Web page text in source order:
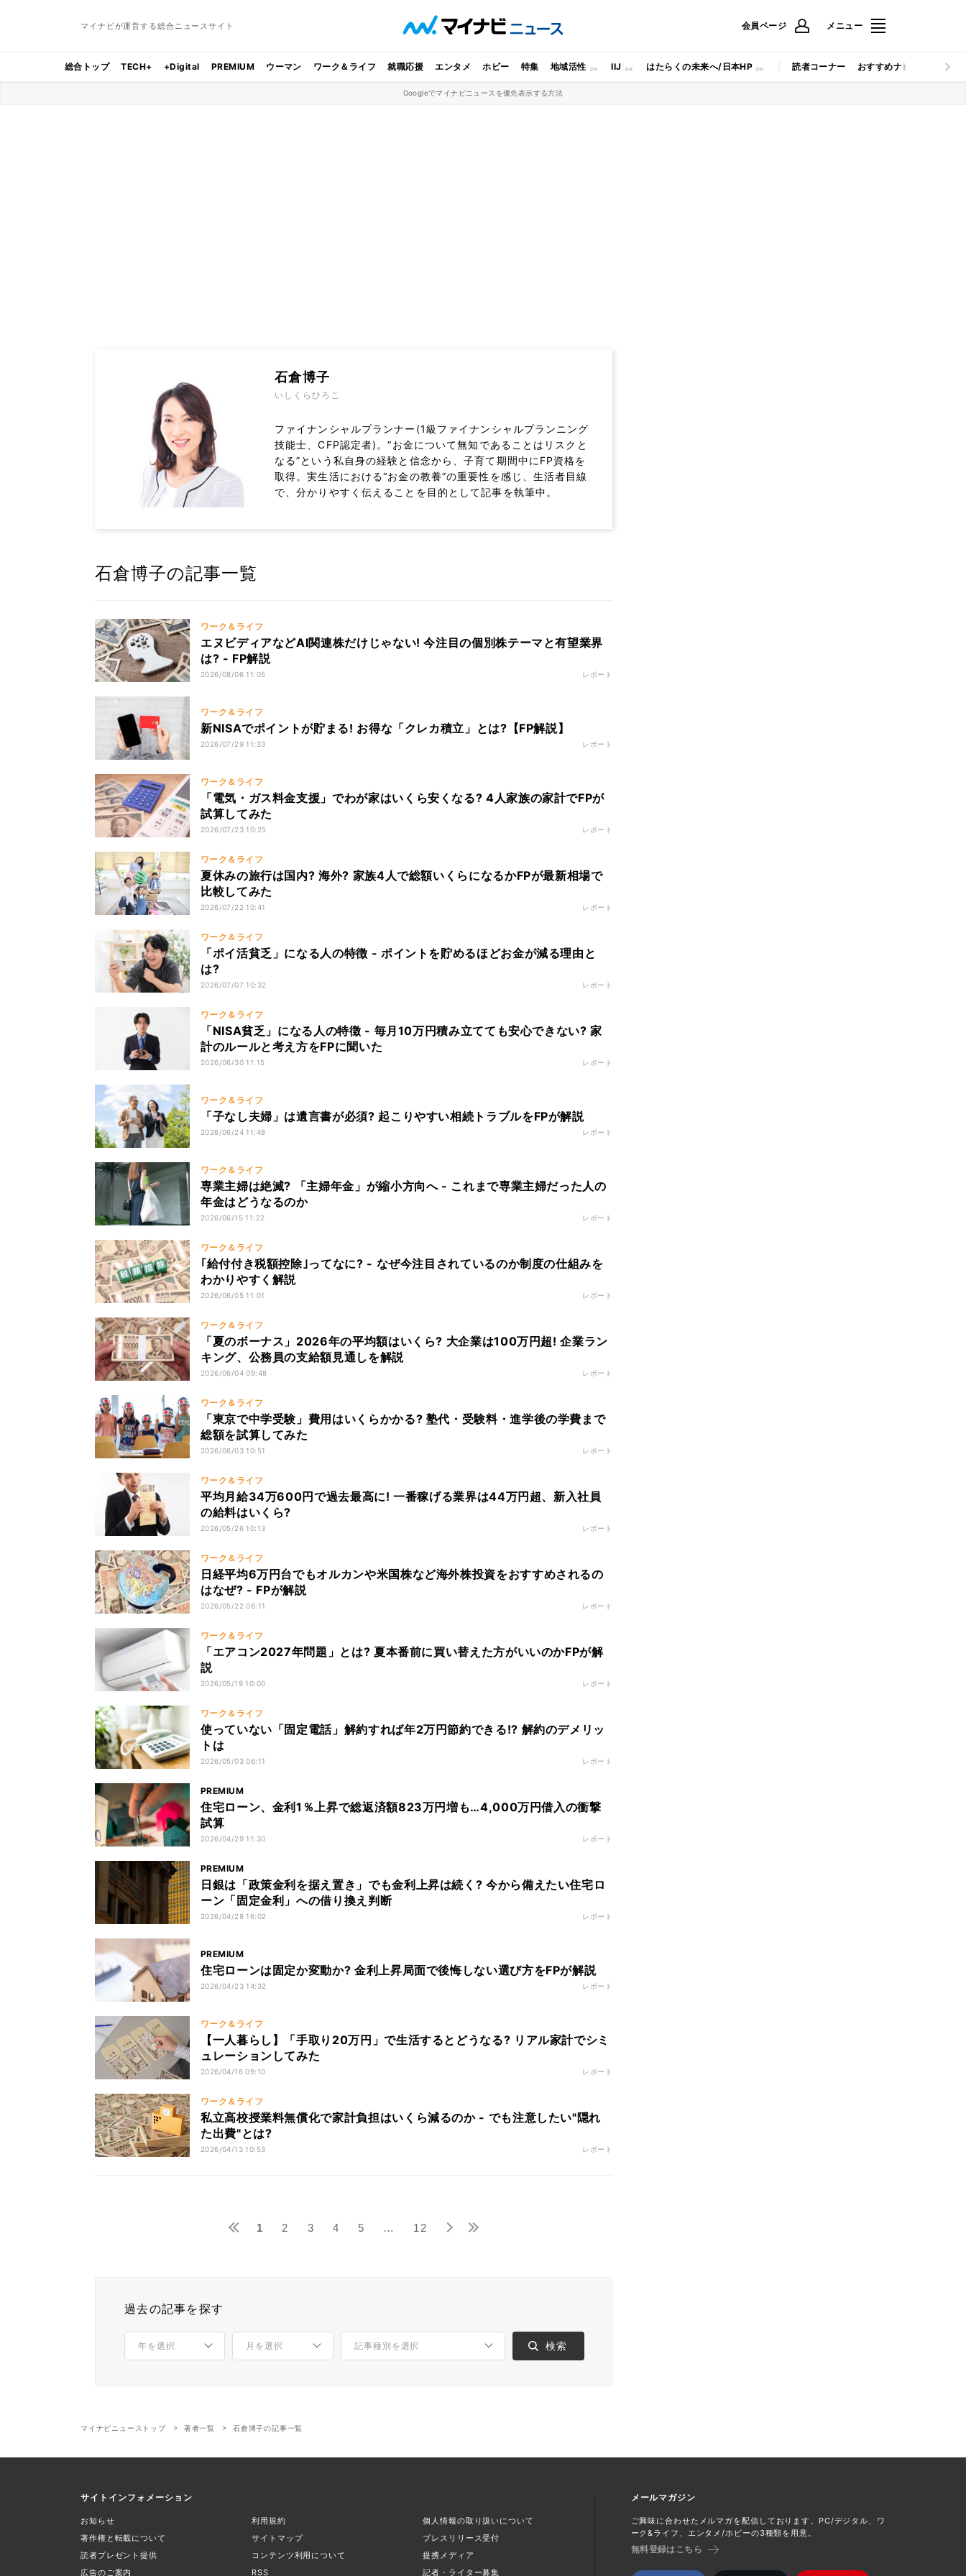
マイナビが運営する総合ニュースサイト 会員ページ メニュー
総合トップ TECH+ +Digital PREMIUM ウーマン ワーク＆ライフ 就職応援 エンタメ ホビー 特集 地域活性 IIJ はたらくの未来へ/日本HP 読者コーナー おすすめナビ マイナビ
Googleでマイナビニュースを優先表示する方法
石倉博子
いしくらひろこ
ファイナンシャルプランナー(1級ファイナンシャルプランニング
技能士、CFP認定者)。“お金について無知であることはリスクと
なる”という私自身の経験と信念から、子育て期間中にFP資格を
取得。実生活における“お金の教養”の重要性を感じ、生活者目線
で、分かりやすく伝えることを目的として記事を執筆中。
石倉博子の記事一覧
ワーク＆ライフ
エヌビディアなどAI関連株だけじゃない! 今注目の個別株テーマと有望業界
は? - FP解説
2026/08/06 11:05 レポート
ワーク＆ライフ
新NISAでポイントが貯まる! お得な「クレカ積立」とは?【FP解説】
2026/07/29 11:33 レポート
ワーク＆ライフ
「電気・ガス料金支援」でわが家はいくら安くなる? 4人家族の家計でFPが
試算してみた
2026/07/23 10:25 レポート
ワーク＆ライフ
夏休みの旅行は国内? 海外? 家族4人で総額いくらになるかFPが最新相場で
比較してみた
2026/07/22 10:41 レポート
ワーク＆ライフ
「ポイ活貧乏」になる人の特徴 - ポイントを貯めるほどお金が減る理由と
は?
2026/07/07 10:32 レポート
ワーク＆ライフ
「NISA貧乏」になる人の特徴 - 毎月10万円積み立てても安心できない? 家
計のルールと考え方をFPに聞いた
2026/06/30 11:15 レポート
ワーク＆ライフ
「子なし夫婦」は遺言書が必須? 起こりやすい相続トラブルをFPが解説
2026/06/24 11:48 レポート
ワーク＆ライフ
専業主婦は絶滅? 「主婦年金」が縮小方向へ - これまで専業主婦だった人の
年金はどうなるのか
2026/06/15 11:22 レポート
ワーク＆ライフ
｢給付付き税額控除｣ってなに? - なぜ今注目されているのか制度の仕組みを
わかりやすく解説
2026/06/05 11:01 レポート
ワーク＆ライフ
「夏のボーナス」2026年の平均額はいくら? 大企業は100万円超! 企業ラン
キング、公務員の支給額見通しを解説
2026/06/04 09:48 レポート
ワーク＆ライフ
「東京で中学受験」費用はいくらかかる? 塾代・受験料・進学後の学費まで
総額を試算してみた
2026/06/03 10:51 レポート
ワーク＆ライフ
平均月給34万600円で過去最高に! 一番稼げる業界は44万円超、新入社員
の給料はいくら?
2026/05/26 10:13 レポート
ワーク＆ライフ
日経平均6万円台でもオルカンや米国株など海外株投資をおすすめされるの
はなぜ? - FPが解説
2026/05/22 06:11 レポート
ワーク＆ライフ
「エアコン2027年問題」とは? 夏本番前に買い替えた方がいいのかFPが解
説
2026/05/19 10:00 レポート
ワーク＆ライフ
使っていない「固定電話」解約すれば年2万円節約できる!? 解約のデメリッ
トは
2026/05/03 06:11 レポート
PREMIUM
住宅ローン、金利1％上昇で総返済額823万円増も…4,000万円借入の衝撃
試算
2026/04/29 11:30 レポート
PREMIUM
日銀は「政策金利を据え置き」でも金利上昇は続く? 今から備えたい住宅ロ
ーン「固定金利」への借り換え判断
2026/04/28 16:02 レポート
PREMIUM
住宅ローンは固定か変動か? 金利上昇局面で後悔しない選び方をFPが解説
2026/04/23 14:32 レポート
ワーク＆ライフ
【一人暮らし】「手取り20万円」で生活するとどうなる? リアル家計でシミ
ュレーションしてみた
2026/04/16 09:10 レポート
ワーク＆ライフ
私立高校授業料無償化で家計負担はいくら減るのか - でも注意したい"隠れ
た出費"とは?
2026/04/13 10:53 レポート
1 2 3 4 5 … 12
過去の記事を探す
マイナビニューストップ 著者一覧 石倉博子の記事一覧
サイトインフォメーション
お知らせ 利用規約
個人情報の取り扱いについて
著作権と転載について
サイトマップ
プレスリリース受付
読者プレゼント提供
コンテンツ利用について
提携メディア
広告のご案内
RSS 記者・ライター募集
メールマガジン
ご興味に合わせたメルマガを配信しております。PC/デジタル、ワ
ーク&ライフ、エンタメ/ホビーの3種類を用意。
無料登録はこちら